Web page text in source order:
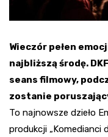
Wieczór pełen
najbliższą środę.
seans filmowy,
zostanie
To najnowsze dzieło
produkcji „Komedianci